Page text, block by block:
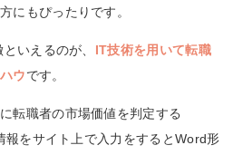
にもぴったりです。
いえるのが、 IT技術を用いて転職
ウです。
転職者の市場価値を判定する
報をサイト上で入力をするとWord形